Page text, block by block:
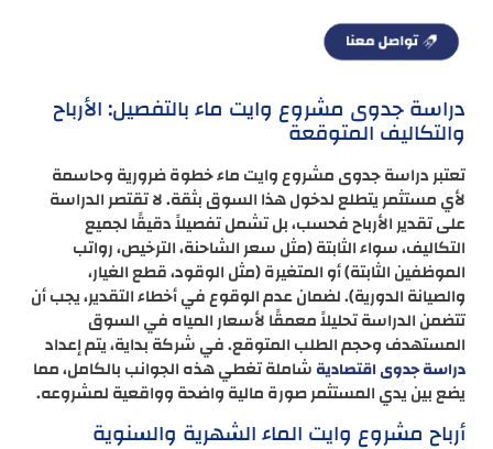
دراسة جدوى مشروع وايت ماء بالتفصيل: الأرباح
والتكاليف المتوقعة
تعتبر دراسة جدوى مشروع وايت ماء خطوة ضرورية وحاسمة
لأي مستثمر يتطلع لدخول هذا السوق بثقة. لا تقتصر الدراسة
على تقدير الأرباح فحسب، بل تشمل تفصيلاً دقيقًا لجميع
التكاليف، سواء الثابتة (مثل سعر الشاحنة، الترخيص، رواتب
الموظفين الثابتة) أو المتغيرة (مثل الوقود، قطع الغيار،
والصيانة الدورية). لضمان عدم الوقوع في أخطاء التقدير، يجب أن
تتضمن الدراسة تحليلاً معمقًا لأسعار المياه في السوق
المستهدف وحجم الطلب المتوقع. في شركة بداية، يتم إعداد
دراسة جدوى اقتصاديةشاملة تغطي هذه الجوانب بالكامل، مما
يضع بين يدي المستثمر صورة مالية واضحة وواقعية لمشروعه.
أرباح مشروع وايت الماء الشهرية والسنوية